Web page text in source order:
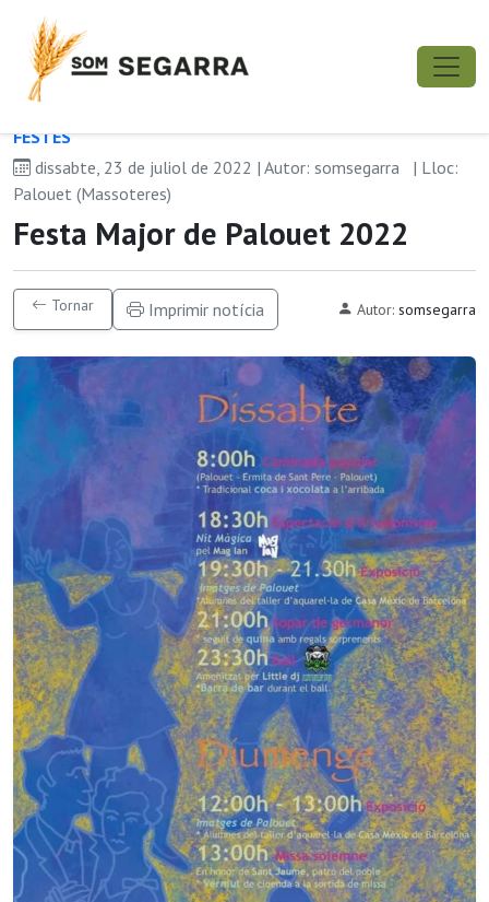
FESTES
dissabte, 23 de juliol de 2022 | Autor: somsegarra
| Lloc:
Palouet (Massoteres)
Festa Major de Palouet 2022
Tornar Imprimir notícia Autor: somsegarra